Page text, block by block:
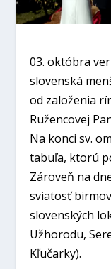
03. októbra
slovenská
od založenia
Ružencovej
Na konci sv.
tabuľa, ktorú
Zároveň na
sviatosť
slovenských
Užhorodu,
Kľučarky).